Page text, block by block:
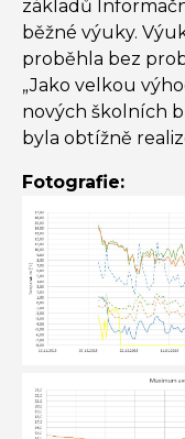
základů
běžné výuky.
proběhla bez
„Jako velkou
nových školních
byla obtížně
Fotografie: